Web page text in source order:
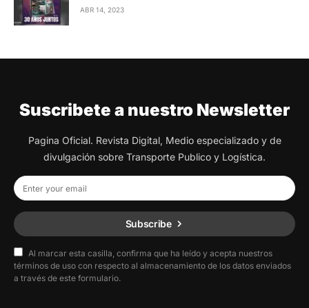
ABR 14, 2023
Suscribete a nuestro Newsletter
Pagina Oficial. Revista Digital, Medio especializado y de
divulgación sobre Transporte Publico y Logística.
Subscribe
Al marcar esta casilla, confirma que ha leído y acepta nuestros
términos de uso con respecto al almacenamiento de los datos enviados
a través de este formulario.